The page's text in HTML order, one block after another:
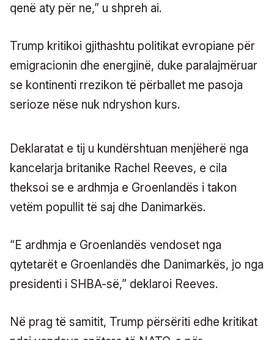
qenë aty për ne,” u shpreh ai.
Trump kritikoi gjithashtu politikat evropiane për
emigracionin dhe energjinë, duke paralajmëruar
se kontinenti rrezikon të përballet me pasoja
serioze nëse nuk ndryshon kurs.
Deklaratat e tij u kundërshtuan menjëherë nga
kancelarja britanike Rachel Reeves, e cila
theksoi se e ardhmja e Groenlandës i takon
vetëm popullit të saj dhe Danimarkës.
“E ardhmja e Groenlandës vendoset nga
qytetarët e Groenlandës dhe Danimarkës, jo nga
presidenti i SHBA-së,” deklaroi Reeves.
Në prag të samitit, Trump përsëriti edhe kritikat